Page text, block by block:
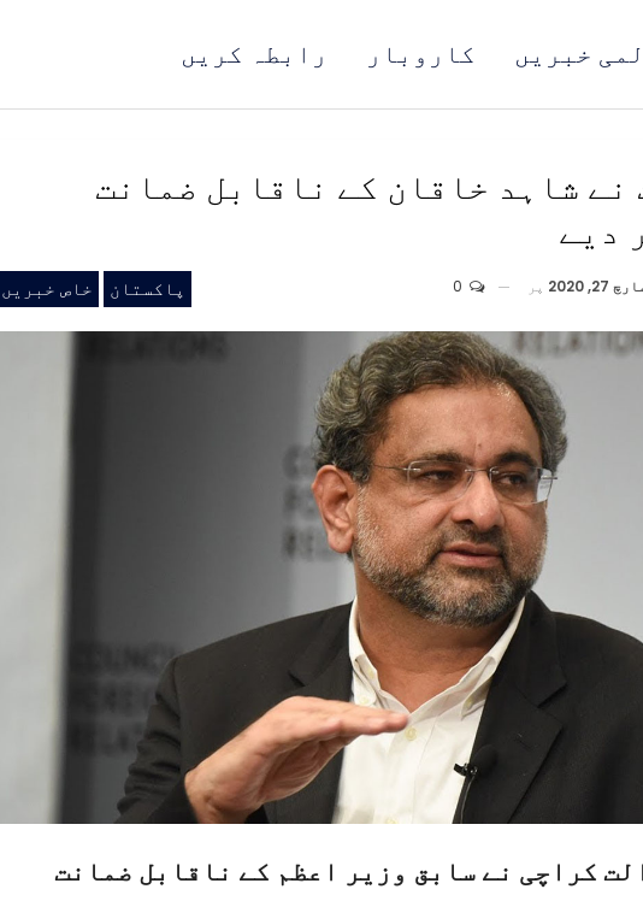
رابطہ کریں کاروبار خبریں
نے شاہد خاقان کے ناقابل ضمانت
دیے
پاکستان خاص خبریں 27, 2020 پر
کراچی نے سابق وزیر اعظم کے ناقابل ضمانت